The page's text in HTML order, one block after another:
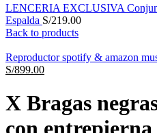
LENCERIA EXCLUSIVA
Espalda S/219.00
Back to products
Reproductor spotify & amazon
S/899.00
X Bragas